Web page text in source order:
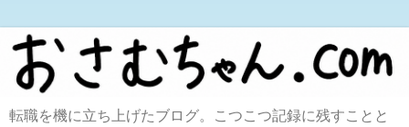
転職を機に立ち上げたブログ。こつこつ記録に残すことと